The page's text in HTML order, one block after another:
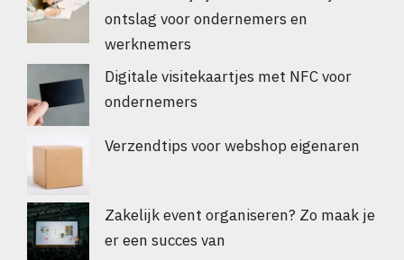
ontslag voor ondernemers en
werknemers
Digitale visitekaartjes met NFC voor
ondernemers
Verzendtips voor webshop eigenaren
Zakelijk event organiseren? Zo maak je
er een succes van